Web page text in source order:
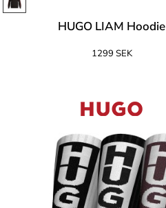
HUGO LIAM Hoodie
1299 SEK